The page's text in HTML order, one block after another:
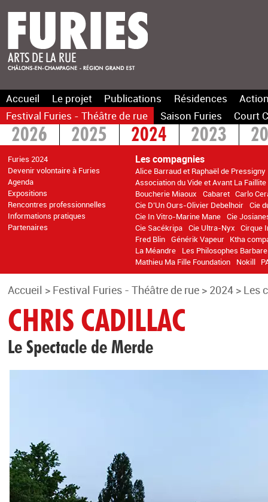
Accueil Le projet Publications Résidences
Festival Furies - Théâtre de rue
Saison Furies Court
2026 2025 2024
Furies 2024
Devenir volontaire à Furies
Agenda
Expositions
Rencontres professionnelles
Informations pratiques
Partenaires
Les compagnies
Alice Barraud et Raphaël de Pressigny
Association du Vide et Avant La Faillite
Boucherie Miaoux
Cabaret Carlo
Cie D’Un Ours-Olivier Debelhoir Cie
Cie In Vitro-Marine Mane Cie
Cie Sacékripa Cie Ultra-Nyx Cirque
Fred Blin Générik Vapeur Ktha
La Méandre
Les Philosophes
Mathieu Ma Fille Foundation
Nokill
2023
2016
>2014
Accueil > Festival Furies - Théâtre de rue > 2024 > Les
CHRIS CADILLAC
Le Spectacle de Merde